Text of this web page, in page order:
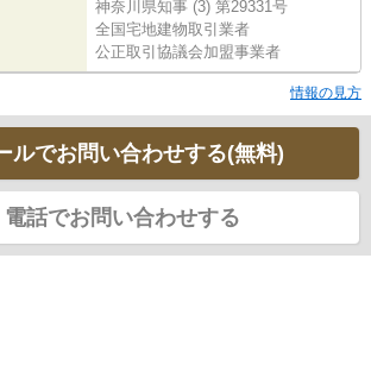
神奈川県知事 (3) 第29331号
全国宅地建物取引業者
公正取引協議会加盟事業者
情報の見方
ルでお問い合わせする(無料)
電話でお問い合わせする